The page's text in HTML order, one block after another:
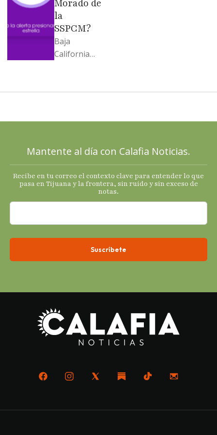
Morado de
la
SSPCM?
Baja
California
2025 con
termómetro
s
económicos.
Mantente al día con Calafia Noticias.
Recibe en tu correo el contexto clave para entender lo que
pasa en Tijuana y la frontera, sin ruido y sin exceso de
notas.